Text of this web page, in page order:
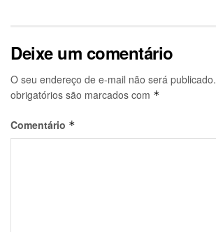
Deixe um comentário
O seu endereço de e-mail não será publicado.
obrigatórios são marcados com *
Comentário *